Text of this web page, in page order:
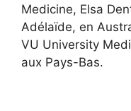
Medicine, Elsa
Adélaïde, en
VU University
aux Pays-Bas.